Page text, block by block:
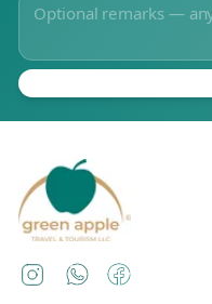
Instagram
WhatsAppFacebook